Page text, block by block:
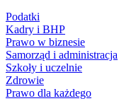
Podatki
Kadry i BHP
Prawo w biznesie
Samorząd i administracja
Szkoły i uczelnie
Zdrowie
Prawo dla każdego